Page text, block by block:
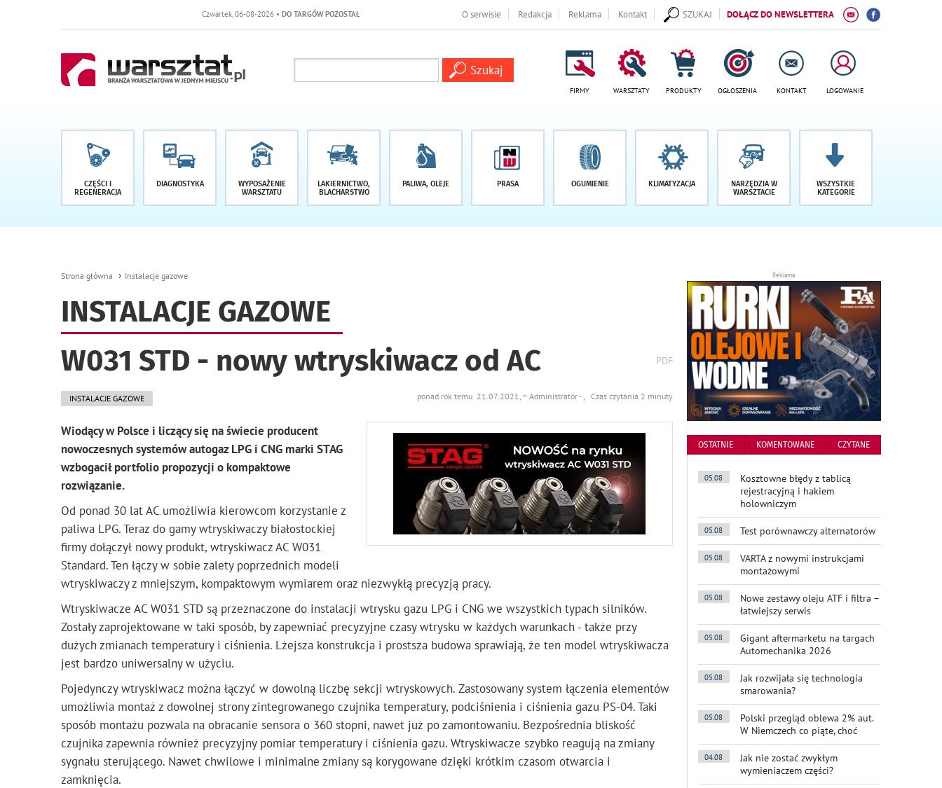
Czwartek, 06-08-2026• DO TARGÓW POZOSTAŁO -1 DNI O serwisie Redakcja Reklama Kontakt DOŁĄCZ DO NEWSLETTERA
SZUKAJ
FIRMY WARSZTATY PRODUKTY OGŁOSZENIA KONTAKT LOGOWANIE
CZĘŚCI I
REGENERACJA
DIAGNOSTYKA
WYPOSAŻENIE
WARSZTATU
LAKIERNICTWO,
BLACHARSTWO
PALIWA, OLEJE PRASA OGUMIENIE KLIMATYZACJA
NARZĘDZIA W
WARSZTACIE
WSZYSTKIE
KATEGORIE
Strona główna Instalacje gazowe
INSTALACJE GAZOWE
W031 STD - nowy wtryskiwacz od AC
wydrukuj
podstronę
PDF
INSTALACJE GAZOWE ponad rok temu 21.07.2021, ~ Administrator - , Czas czytania 2 minuty
Wiodący w Polsce i liczący się na świecie producent
nowoczesnych systemów autogaz LPG i CNG marki STAG
wzbogacił portfolio propozycji o kompaktowe
rozwiązanie.
Od ponad 30 lat AC umożliwia kierowcom korzystanie z
paliwa LPG. Teraz do gamy wtryskiwaczy białostockiej
firmy dołączył nowy produkt, wtryskiwacz AC W031
Standard. Ten łączy w sobie zalety poprzednich modeli
wtryskiwaczy z mniejszym, kompaktowym wymiarem oraz niezwykłą precyzją pracy.
Wtryskiwacze AC W031 STD są przeznaczone do instalacji wtrysku gazu LPG i CNG we wszystkich typach silników.
Zostały zaprojektowane w taki sposób, by zapewniać precyzyjne czasy wtrysku w każdych warunkach - także przy
dużych zmianach temperatury i ciśnienia. Lżejsza konstrukcja i prostsza budowa sprawiają, że ten model wtryskiwacza
jest bardzo uniwersalny w użyciu.
Pojedynczy wtryskiwacz można łączyć w dowolną liczbę sekcji wtryskowych. Zastosowany system łączenia elementów
umożliwia montaż z dowolnej strony zintegrowanego czujnika temperatury, podciśnienia i ciśnienia gazu PS-04. Taki
sposób montażu pozwala na obracanie sensora o 360 stopni, nawet już po zamontowaniu. Bezpośrednia bliskość
czujnika zapewnia również precyzyjny pomiar temperatury i ciśnienia gazu. Wtryskiwacze szybko reagują na zmiany
sygnału sterującego. Nawet chwilowe i minimalne zmiany są korygowane dzięki krótkim czasom otwarcia i
zamknięcia.
Reklama
OSTATNIE KOMENTOWANE CZYTANE
05.08
Kosztowne błędy z tablicą
rejestracyjną i hakiem
holowniczym
05.08 Test porównawczy alternatorów
05.08
VARTA z nowymi instrukcjami
montażowymi
05.08
Nowe zestawy oleju ATF i filtra –
łatwiejszy serwis
05.08
Gigant aftermarketu na targach
Automechanika 2026
05.08
Jak rozwijała się technologia
smarowania?
05.08
Polski przegląd oblewa 2% aut.
W Niemczech co piąte, choć
04.08
Jak nie zostać zwykłym
wymieniaczem części?